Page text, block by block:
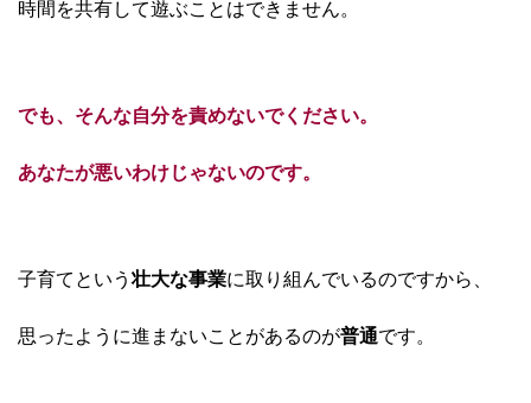
時間を共有して遊ぶことはできません。
でも、そんな自分を責めないでください。
あなたが悪いわけじゃないのです。
子育てという壮大な事業に取り組んでいるのですから、
思ったように進まないことがあるのが普通です。